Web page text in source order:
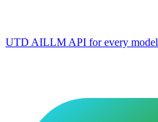
UTD AILLM API for every model